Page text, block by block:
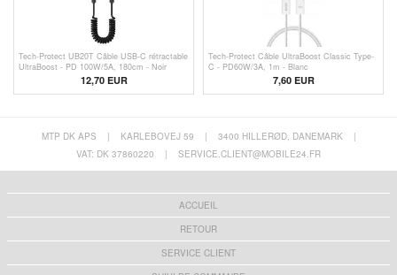
Tech-Protect UB20T Câble USB-C rétractable
UltraBoost - PD 100W/5A, 180cm - Noir
12,70 EUR
Tech-Protect Câble UltraBoost Classic Type-
C - PD60W/3A, 1m - Blanc
7,60 EUR
MTP DK APS | KARLEBOVEJ 59 | 3400 HILLERØD, DANEMARK
|
VAT: DK 37860220
| SERVICE.CLIENT@MOBILE24.FR
ACCUEIL
RETOUR
SERVICE CLIENT